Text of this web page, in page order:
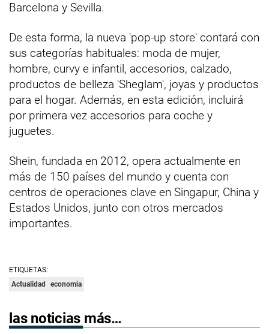
Barcelona y Sevilla.
De esta forma, la nueva 'pop-up store' contará con
sus categorías habituales: moda de mujer,
hombre, curvy e infantil, accesorios, calzado,
productos de belleza 'Sheglam', joyas y productos
para el hogar. Además, en esta edición, incluirá
por primera vez accesorios para coche y
juguetes.
Shein, fundada en 2012, opera actualmente en
más de 150 países del mundo y cuenta con
centros de operaciones clave en Singapur, China y
Estados Unidos, junto con otros mercados
importantes.
ETIQUETAS:
Actualidad
economia
las noticias más…